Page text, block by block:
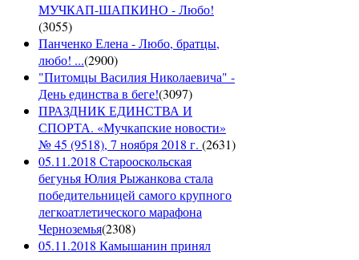
МУЧКАП-ШАПКИНО - Любо!
(3055)
Панченко Елена - Любо, братцы,
любо! ...(2900)
"Питомцы Василия Николаевича" -
День единства в беге!(3097)
ПРАЗДНИК ЕДИНСТВА И
СПОРТА. «Мучкапские новости»
№ 45 (9518), 7 ноября 2018 г. (2631)
05.11.2018 Старооскольская
бегунья Юлия Рыжанкова стала
победительницей самого крупного
легкоатлетического марафона
Черноземья(2308)
05.11.2018 Камышанин принял